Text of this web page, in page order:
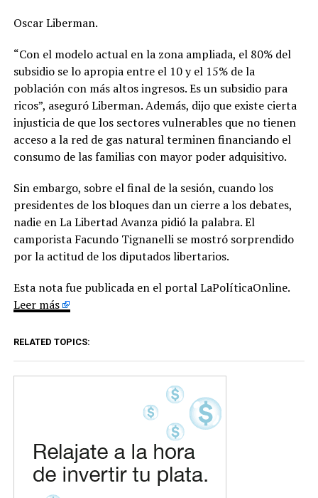
Oscar Liberman.
“Con el modelo actual en la zona ampliada, el 80% del
subsidio se lo apropia entre el 10 y el 15% de la
población con más altos ingresos. Es un subsidio para
ricos”, aseguró Liberman. Además, dijo que existe cierta
injusticia de que los sectores vulnerables que no tienen
acceso a la red de gas natural terminen financiando el
consumo de las familias con mayor poder adquisitivo.
Sin embargo, sobre el final de la sesión, cuando los
presidentes de los bloques dan un cierre a los debates,
nadie en La Libertad Avanza pidió la palabra. El
camporista Facundo Tignanelli se mostró sorprendido
por la actitud de los diputados libertarios.
Esta nota fue publicada en el portal LaPolíticaOnline.
Leer más
RELATED TOPICS: